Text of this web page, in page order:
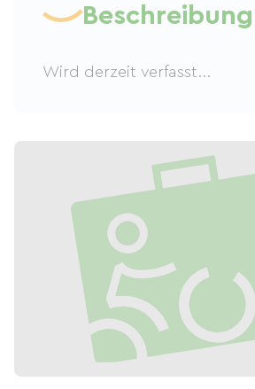
Beschreibung
Wird derzeit verfasst...